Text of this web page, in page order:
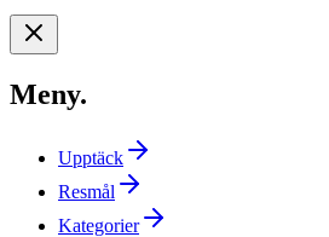
Meny.
Upptäck
Resmål
Kategorier